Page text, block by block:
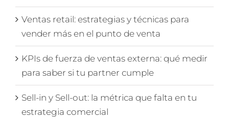
Ventas retail: estrategias y técnicas para
vender más en el punto de venta
KPIs de fuerza de ventas externa: qué medir
para saber si tu partner cumple
Sell-in y Sell-out: la métrica que falta en tu
estrategia comercial